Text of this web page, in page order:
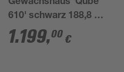
Gewächshaus 'Qube
610' schwarz 188,8 x
312,6 cm mit 3 mm
Sicherheitsglas
1.199,00 €